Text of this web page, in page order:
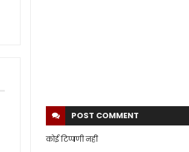
POST COMMENT
कोई टिप्पणी नहीं